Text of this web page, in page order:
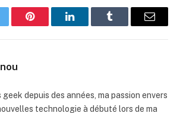
Pinterest LinkedInTumblr Email
geek depuis des années, ma passion envers
technologie à débuté lors de ma